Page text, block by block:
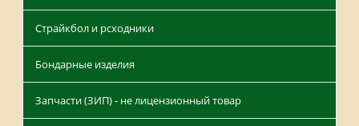
Страйкбол и рсходники
Бондарные изделия
Запчасти (ЗИП) - не лицензионный товар